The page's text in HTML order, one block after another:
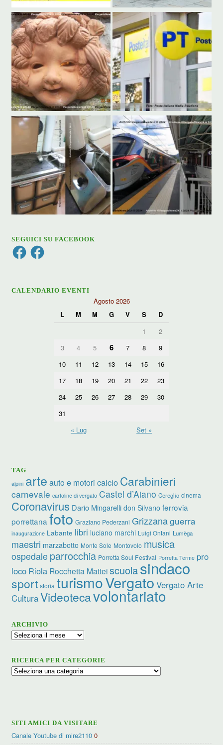
SEGUICI SU FACEBOOK
FacebookFacebook
CALENDARIO EVENTI
Agosto 2026
L
M M G V S
D
1
2
3
4 5 6 7 8
9
10
11 12 13 14 15
16
17
18 19 20 21 22
23
24
25 26 27 28 29
30
31
« Lug
Set »
TAG
alpini arte auto e motori calcio Carabinieri
carnevale cartoline di vergato Castel d’Aiano Cereglio cinema
Coronavirus Dario Mingarelli don Silvano ferrovia
porrettana foto Graziano Pederzani Grizzanaguerra
inaugurazione Labante libri luciano marchi Luigi Ontani Lumèga
maestri marzabotto Monte Sole Montovolo musica
ospedale parrocchia Porretta Soul Festival Porretta Terme pro
loco Riola Rocchetta Matteiscuolasindaco
sport storia turismoVergato Vergato Arte
CulturaVideotecavolontariato
ARCHIVIO
Archivio
RICERCA PER CATEGORIE
Ricerca
SITI AMICI DA VISITARE
Canale Youtube di mire2110 0